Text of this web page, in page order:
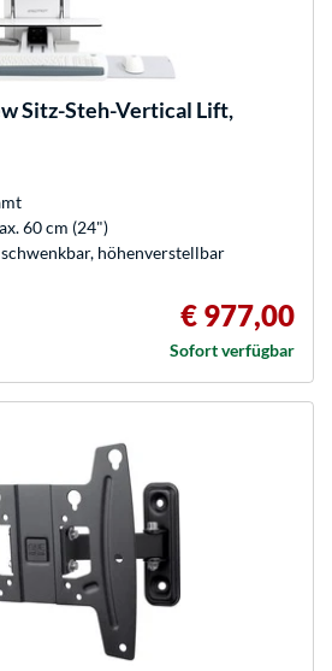
Sitz-Steh-Vertical Lift,
60 cm (24")
höhenverstellbar
€ 977,00
Sofort verfügbar